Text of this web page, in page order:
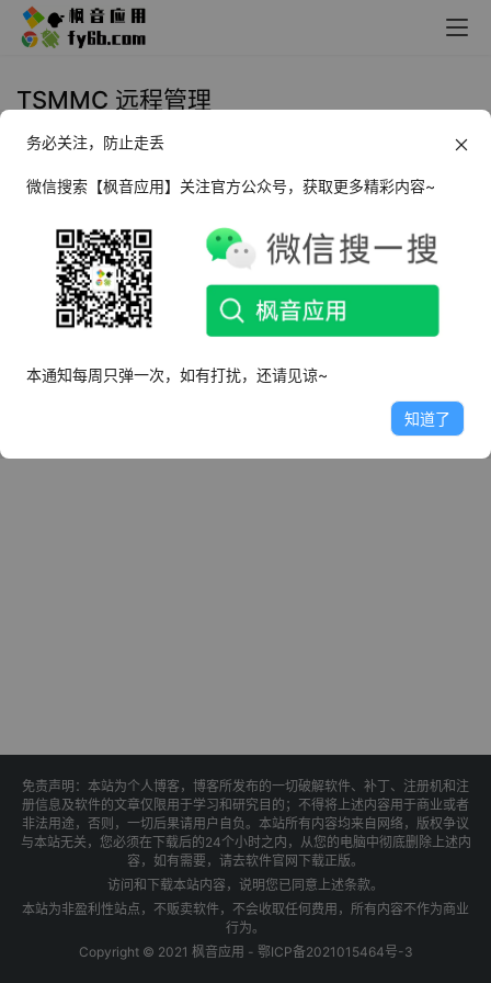
TSMMC 远程管理
_v5.2.3790
2024年8月20日
免责声明：本站为个人博客，博客所发布的一切破解软件、补丁、注册机和注
册信息及软件的文章仅限用于学习和研究目的；不得将上述内容用于商业或者
非法用途，否则，一切后果请用户自负。本站所有内容均来自网络，版权争议
与本站无关，您必须在下载后的24个小时之内，从您的电脑中彻底删除上述内
容，如有需要，请去软件官网下载正版。
访问和下载本站内容，说明您已同意上述条款。
本站为非盈利性站点，不贩卖软件，不会收取任何费用，所有内容不作为商业
行为。
Copyright © 2021 枫音应用 - 鄂ICP备2021015464号-3
务必关注，防止走丢
微信搜索【枫音应用】关注官方公众号，获取更多精彩内容~
本通知每周只弹一次，如有打扰，还请见谅~
知道了